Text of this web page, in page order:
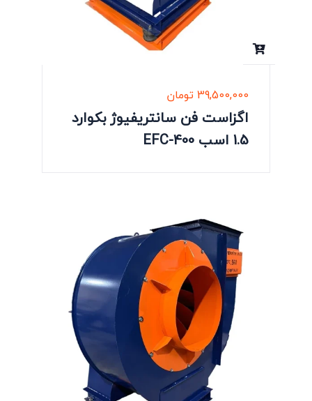
39,500,000تومان
اگزاست فن سانتریفیوژ بکوارد
1.5 اسب EFC-400